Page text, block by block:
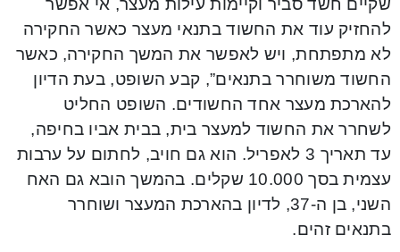
שקיים חשד סביר וקיימות עילות מעצר, אי אפשר
להחזיק עוד את החשוד בתנאי מעצר כאשר החקירה
לא מתפתחת, ויש לאפשר את המשך החקירה, כאשר
החשוד משוחרר בתנאים”, קבע השופט, בעת הדיון
להארכת מעצר אחד החשודים. השופט החליט
לשחרר את החשוד למעצר בית, בבית אביו בחיפה,
עד תאריך 3 לאפריל. הוא גם חויב, לחתום על ערבות
עצמית בסך 10.000 שקלים. בהמשך הובא גם האח
השני, בן ה-37, לדיון בהארכת המעצר ושוחרר
בתנאים זהים.